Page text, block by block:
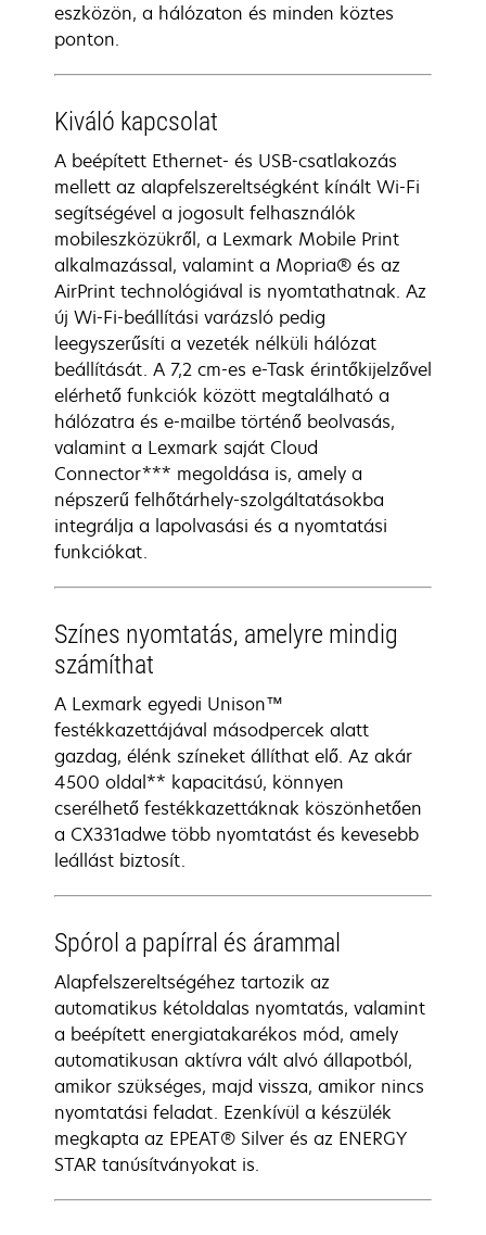
eszközön, a hálózaton és minden köztes
ponton.
Kiváló kapcsolat
A beépített Ethernet- és USB-csatlakozás
mellett az alapfelszereltségként kínált Wi-Fi
segítségével a jogosult felhasználók
mobileszközükről, a Lexmark Mobile Print
alkalmazással, valamint a Mopria® és az
AirPrint technológiával is nyomtathatnak. Az
új Wi-Fi-beállítási varázsló pedig
leegyszerűsíti a vezeték nélküli hálózat
beállítását. A 7,2 cm-es e-Task érintőkijelzővel
elérhető funkciók között megtalálható a
hálózatra és e-mailbe történő beolvasás,
valamint a Lexmark saját Cloud
Connector*** megoldása is, amely a
népszerű felhőtárhely-szolgáltatásokba
integrálja a lapolvasási és a nyomtatási
funkciókat.
Színes nyomtatás, amelyre mindig
számíthat
A Lexmark egyedi Unison™
festékkazettájával másodpercek alatt
gazdag, élénk színeket állíthat elő. Az akár
4500 oldal** kapacitású, könnyen
cserélhető festékkazettáknak köszönhetően
a CX331adwe több nyomtatást és kevesebb
leállást biztosít.
Spórol a papírral és árammal
Alapfelszereltségéhez tartozik az
automatikus kétoldalas nyomtatás, valamint
a beépített energiatakarékos mód, amely
automatikusan aktívra vált alvó állapotból,
amikor szükséges, majd vissza, amikor nincs
nyomtatási feladat. Ezenkívül a készülék
megkapta az EPEAT® Silver és az ENERGY
STAR tanúsítványokat is.